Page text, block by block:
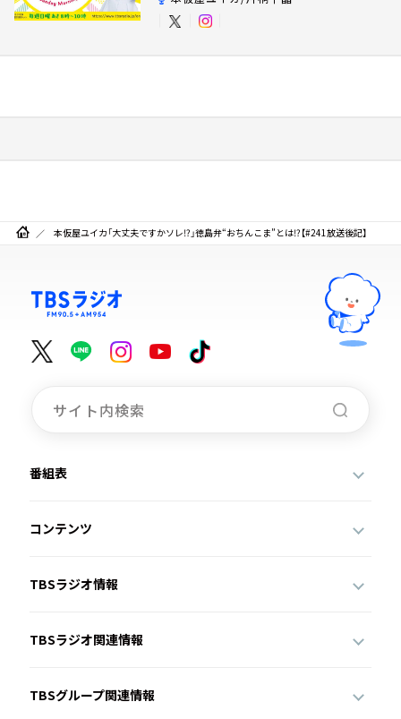
本仮屋ユイカ「大丈夫ですかソレ⁉」徳島弁“おちんこま”とは⁉【#241放送後記】
番組表
コンテンツ
TBSラジオ情報
TBSラジオ関連情報
TBSグループ関連情報